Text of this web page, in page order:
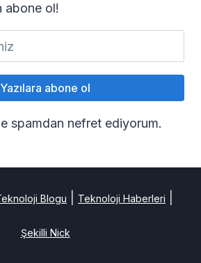
abone ol!
spamdan nefret ediyorum.
Blogu Teknoloji Haberleri
Şekilli Nick